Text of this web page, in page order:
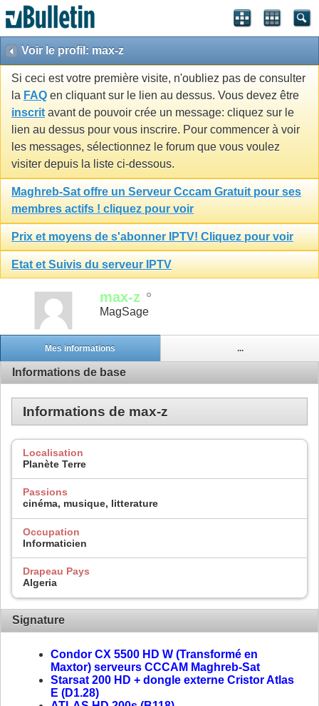
Voir le profil: max-z
Si ceci est votre première visite, n'oubliez pas de consulter
la FAQ en cliquant sur le lien au dessus. Vous devez être
inscrit avant de pouvoir crée un message: cliquez sur le
lien au dessus pour vous inscrire. Pour commencer à voir
les messages, sélectionnez le forum que vous voulez
visiter depuis la liste ci-dessous.
Maghreb-Sat offre un Serveur Cccam Gratuit pour ses
membres actifs ! cliquez pour voir
Prix et moyens de s'abonner IPTV! Cliquez pour voir
Etat et Suivis du serveur IPTV
max-z
MagSage
Mes informations ...
Informations de base
Informations de max-z
Localisation
Planète Terre
Passions
cinéma, musique, litterature
Occupation
Informaticien
Drapeau Pays
Algeria
Signature
Condor CX 5500 HD W (Transformé en
Maxtor) serveurs CCCAM Maghreb-Sat
Starsat 200 HD + dongle externe Cristor Atlas
E (D1.28)